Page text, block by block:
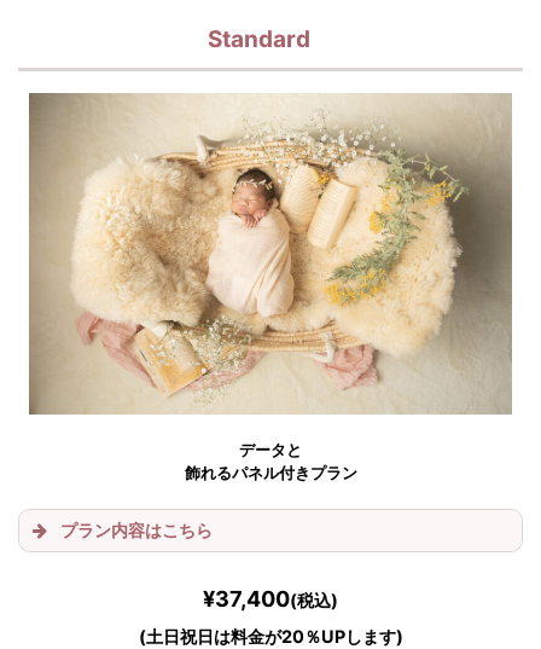
1コスチューム
1シチュエーション
Standard
データと
飾れるパネル付きプラン
プラン内容はこちら
¥37,400(税込)
(土日祝日は料金が20％UPします)